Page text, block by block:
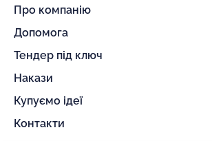
Про компанію
Допомога
Тендер під ключ
Накази
Купуємо ідеї
Контакти